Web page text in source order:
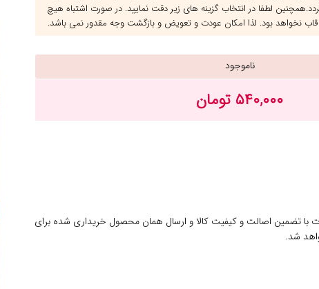
لطفا در انتخاب گزینه های زیر دقت نمایید. در صورت اشتباه هیچ
نخواهد بود. لذا امکان عودت و تعویض و بازگشت وجه مقدور نمی باشد.
ناموجود
۵۴۰,۰۰۰ تومان
با تضمین اصالت و کیفیت کالا و ارسال همان محصول خریداری شده برای
شد.